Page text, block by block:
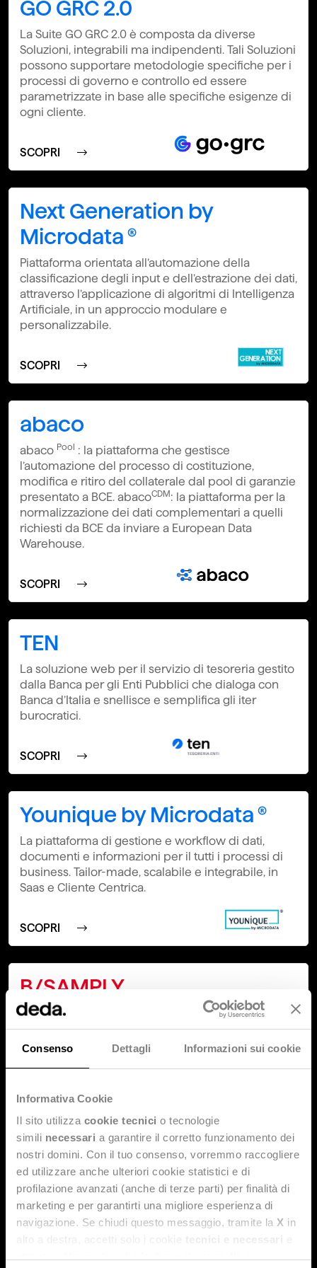
Consenso Dettagli Informazioni sui cookie
Informativa Cookie
Il sito utilizza cookie tecnici o tecnologie
simili necessari a garantire il corretto funzionamento dei
nostri domini. Con il tuo consenso, vorremmo raccogliere
ed utilizzare anche ulteriori cookie statistici e di
profilazione avanzati (anche di terze parti) per finalità di
marketing e per garantirti una migliore esperienza di
navigazione. Se chiudi questo messaggio, tramite la X in
GO GRC 2.0
La Suite GO GRC 2.0 è composta da diverse
Soluzioni, integrabili ma indipendenti. Tali Soluzioni
possono supportare metodologie specifiche per i
processi di governo e controllo ed essere
parametrizzate in base alle specifiche esigenze di
ogni cliente.
SCOPRI
Next Generation by
Microdata ®
Piattaforma orientata all’automazione della
classificazione degli input e dell’estrazione dei dati,
attraverso l’applicazione di algoritmi di Intelligenza
Artificiale, in un approccio modulare e
personalizzabile.
SCOPRI
abaco
abaco Pool : la piattaforma che gestisce
l’automazione del processo di costituzione,
modifica e ritiro del collaterale dal pool di garanzie
presentato a BCE. abacoCDM: la piattaforma per la
normalizzazione dei dati complementari a quelli
richiesti da BCE da inviare a European Data
Warehouse.
SCOPRI
TEN
La soluzione web per il servizio di tesoreria gestito
dalla Banca per gli Enti Pubblici che dialoga con
Banca d’Italia e snellisce e semplifica gli iter
burocratici.
SCOPRI
Younique by Microdata ®
La piattaforma di gestione e workflow di dati,
documenti e informazioni per il tutti i processi di
business. Tailor-made, scalabile e integrabile, in
Saas e Cliente Centrica.
SCOPRI
B/SAMPLY
B/SAMPLY è una piattaforma che migliora le
connessioni e lo scambio di dati tra gli stakeholder
del settore moda. Indipendentemente dalla
SCOPRI (EN)
Competitoor Solutions
Fornisce dati dettagliati e analisi approfondite,
fondamentali per prendere decisioni strategiche
permettendoti di costruire e consolidare